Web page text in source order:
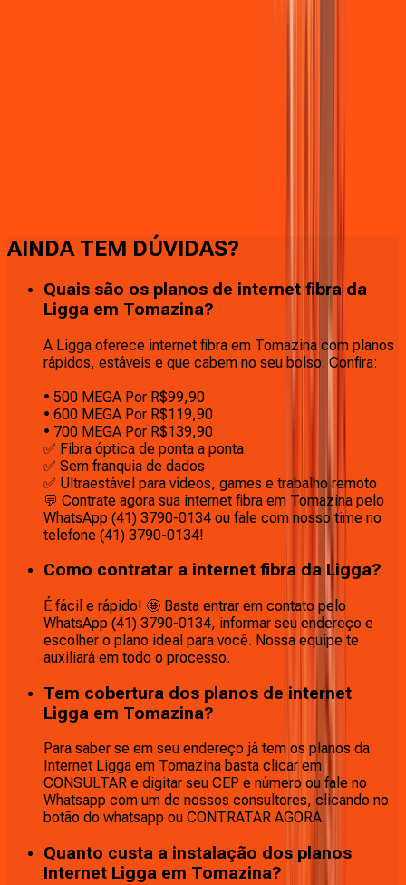
AINDA TEM DÚVIDAS?
Quais são os planos de internet fibra da
Ligga em Tomazina?
A Ligga oferece internet fibra em Tomazina com planos
rápidos, estáveis e que cabem no seu bolso. Confira:
• 500 MEGA Por R$99,90
• 600 MEGA Por R$119,90
• 700 MEGA Por R$139,90
✅ Fibra óptica de ponta a ponta
✅ Sem franquia de dados
✅ Ultraestável para vídeos, games e trabalho remoto
💬 Contrate agora sua internet fibra em Tomazina pelo
WhatsApp (41) 3790-0134 ou fale com nosso time no
telefone (41) 3790-0134!
Como contratar a internet fibra da Ligga?
É fácil e rápido! 🤩 Basta entrar em contato pelo
WhatsApp (41) 3790-0134, informar seu endereço e
escolher o plano ideal para você. Nossa equipe te
auxiliará em todo o processo.
Tem cobertura dos planos de internet
Ligga em Tomazina?
Para saber se em seu endereço já tem os planos da
Internet Ligga em Tomazina basta clicar em
CONSULTAR e digitar seu CEP e número ou fale no
Whatsapp com um de nossos consultores, clicando no
botão do whatsapp ou CONTRATAR AGORA.
Quanto custa a instalação dos planos
Internet Ligga em Tomazina?